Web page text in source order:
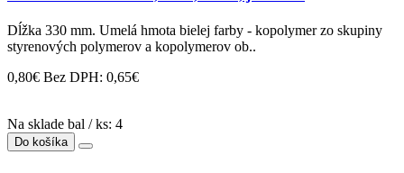
Dĺžka 330 mm. Umelá hmota bielej farby - kopolymer zo skupiny
styrenových polymerov a kopolymerov ob..
0,80€ Bez DPH: 0,65€
Na sklade bal / ks: 4
Do košíka